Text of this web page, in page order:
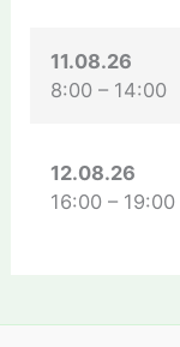
11.08.26
8:00 – 14:00
12.08.26
16:00 – 19:00